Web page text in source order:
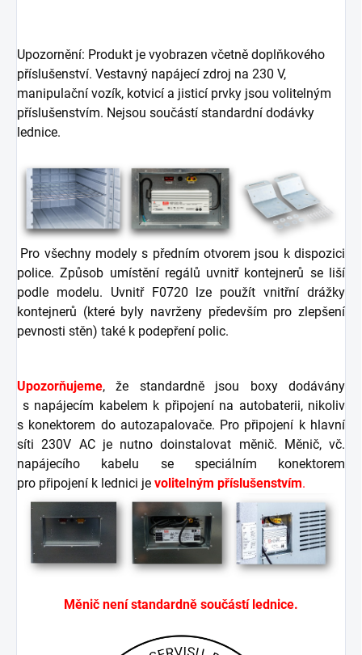
Upozornění: Produkt je vyobrazen včetně doplňkového
příslušenství. Vestavný napájecí zdroj na 230 V,
manipulační vozík, kotvicí a jisticí prvky jsou volitelným
příslušenstvím. Nejsou součástí standardní dodávky
lednice.
Pro všechny modely s předním otvorem jsou k dispozici
police. Způsob umístění regálů uvnitř kontejnerů se liší
podle modelu. Uvnitř F0720 lze použít vnitřní drážky
kontejnerů (které byly navrženy především pro zlepšení
pevnosti stěn) také k podepření polic.
Upozorňujeme, že standardně jsou boxy dodávány
s napájecím kabelem k připojení na autobaterii, nikoliv
s konektorem do autozapalovače. Pro připojení k hlavní
síti 230V AC je nutno doinstalovat měnič. Měnič, vč.
napájecího kabelu se speciálním konektorem
pro připojení k lednici je volitelným příslušenstvím.
Měnič není standardně součástí lednice.